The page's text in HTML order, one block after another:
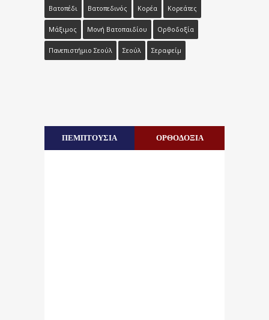
Βατοπέδι Βατοπεδινός Κορέα Κορεάτες
Μάξιμος Μονή Βατοπαιδίου Ορθοδοξία
Πανεπιστήμιο Σεούλ Σεούλ Σεραφείμ
ΠΕΜΠΤΟΥΣΙΑ ΟΡΘΟΔΟΞΙΑ